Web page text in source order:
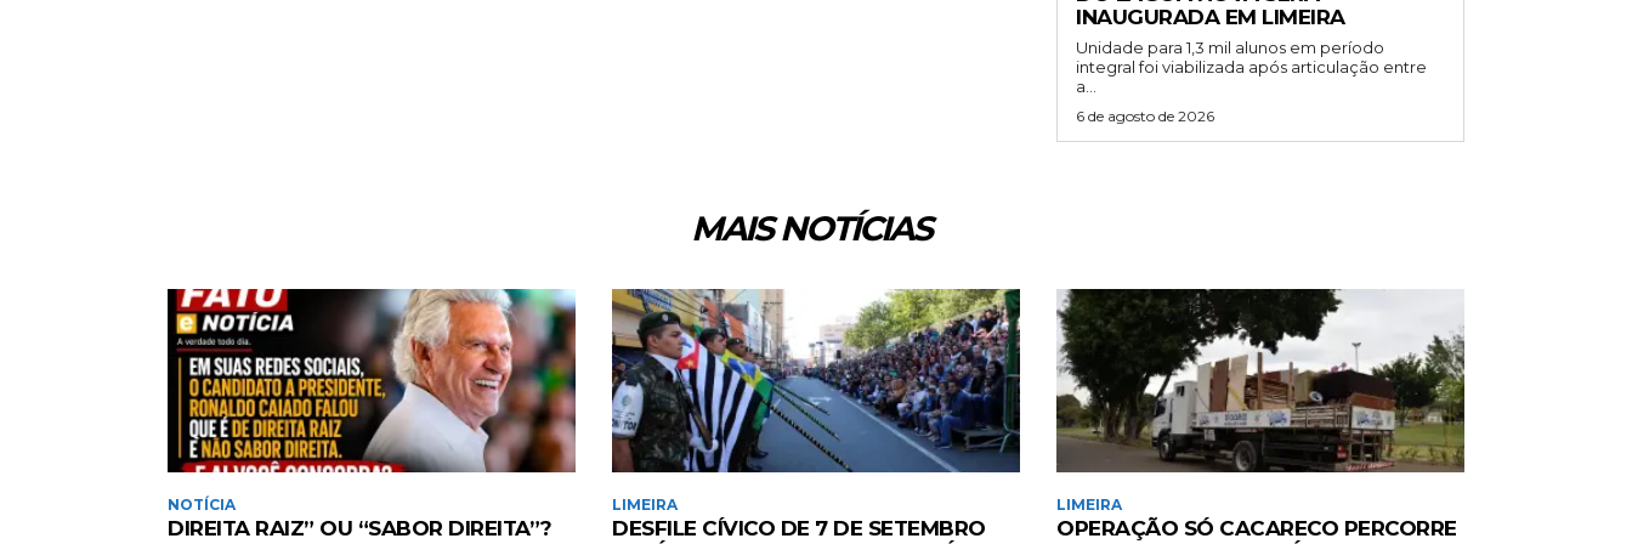
INAUGURADA EM LIMEIRA
Unidade para 1,3 mil alunos em período
integral foi viabilizada após articulação entre
a...
6 de agosto de 2026
MAIS NOTÍCIAS
NOTÍCIA
DIREITA RAIZ” OU “SABOR DIREITA”?
LIMEIRA
DESFILE CÍVICO DE 7 DE SETEMBRO
LIMEIRA
OPERAÇÃO SÓ CACARECO PERCORRE